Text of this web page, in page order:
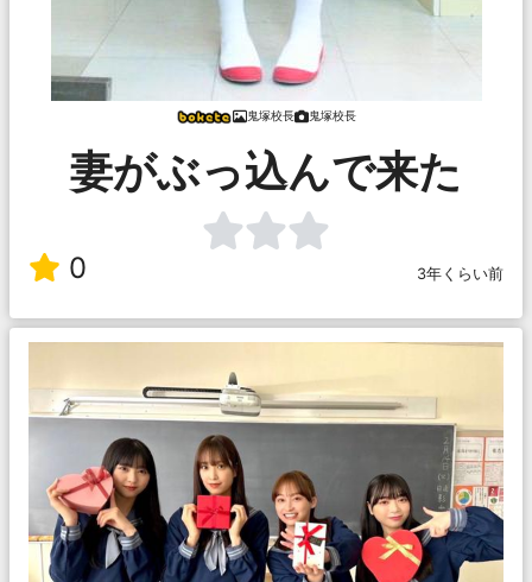
鬼塚校長 鬼塚校長
妻がぶっ込んで来た
0 3年くらい前